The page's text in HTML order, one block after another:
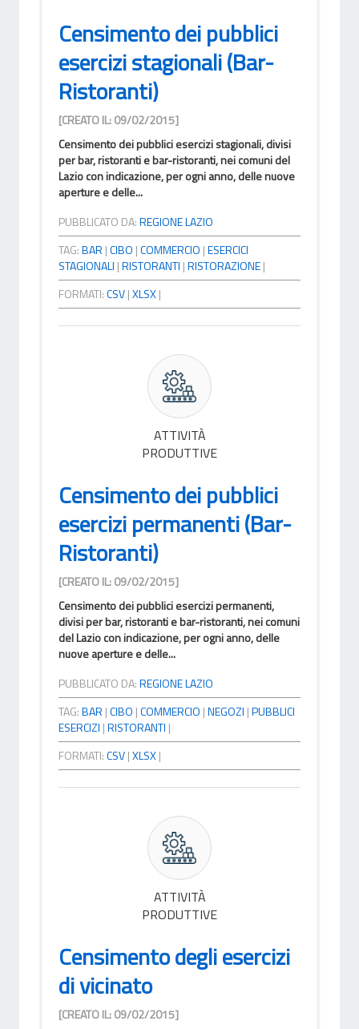
Censimento dei pubblici
esercizi stagionali (Bar-
Ristoranti)
[CREATO IL: 09/02/2015]
Censimento dei pubblici esercizi stagionali, divisi
per bar, ristoranti e bar-ristoranti, nei comuni del
Lazio con indicazione, per ogni anno, delle nuove
aperture e delle...
PUBBLICATO DA:REGIONE LAZIO
TAG:BAR |CIBO |COMMERCIO |ESERCICI
STAGIONALI |RISTORANTI |RISTORAZIONE|
FORMATI:CSV|XLSX|
ATTIVITÀ
PRODUTTIVE
Censimento dei pubblici
esercizi permanenti (Bar-
Ristoranti)
[CREATO IL: 09/02/2015]
Censimento dei pubblici esercizi permanenti,
divisi per bar, ristoranti e bar-ristoranti, nei comuni
del Lazio con indicazione, per ogni anno, delle
nuove aperture e delle...
PUBBLICATO DA:REGIONE LAZIO
TAG:BAR |CIBO |COMMERCIO |NEGOZI |PUBBLICI
ESERCIZI |RISTORANTI |
FORMATI:CSV|XLSX|
ATTIVITÀ
PRODUTTIVE
Censimento degli esercizi
di vicinato
[CREATO IL: 09/02/2015]